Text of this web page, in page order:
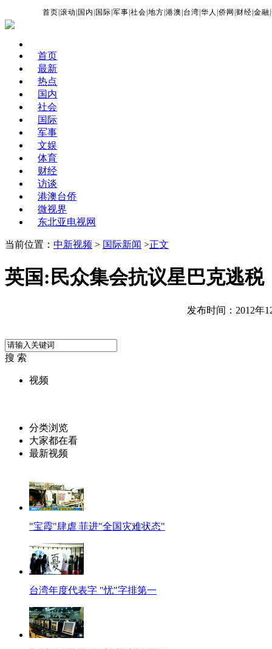
首页 |滚动 国内 国际 |军事 |社会 |地方 |港澳 台湾 |华人 |侨网 财经 |金融 |
首页
最新
热点
国内
社会
国际
军事
文娱
体育
财经
访谈
港澳台侨
微视界
东北亚电视网
当前位置： 中新视频 > 国际新闻 >正文
英国:民众集会抗议星巴克逃税
发布时间：2012年
搜 索
视频
分类浏览
大家都在看
最新视频
"宝霞"肆虐 菲进"全国灾难状态"
台湾年度代表字 "忧"字排第一